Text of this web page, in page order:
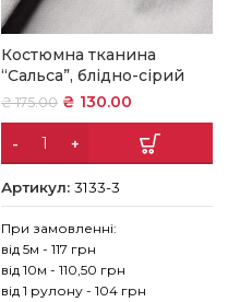
Костюмна тканина
“Сальса”, блідно-сірий
₴175.00 ₴ 130.00
Артикул: 3133-3
При замовленні:
від 5м - 117 грн
від 10м - 110,50 грн
від 1 рулону - 104 грн